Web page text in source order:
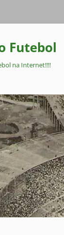
Futebol
na Internet!!!!